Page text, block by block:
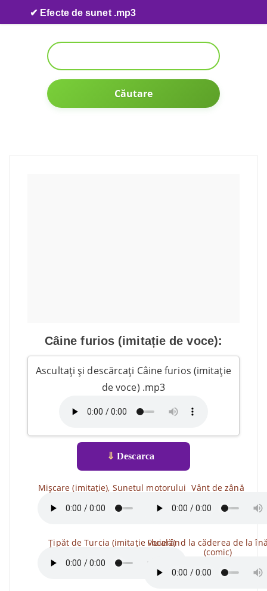
Skip to content
✔ Efecte de sunet .mp3
Căutare
Câine furios (imitație de voce):
Ascultați și descărcați Câine furios (imitație
de voce) .mp3
⇓ Descarca
Mișcare (imitație), Sunetul motorului
Țipăt de Turcia (imitație vocală)
Vânt de zână
Fluierând la căderea de la
(comic)